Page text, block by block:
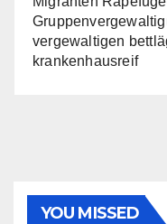
vergewaltigen
krankenhausreif
YOU MISSED